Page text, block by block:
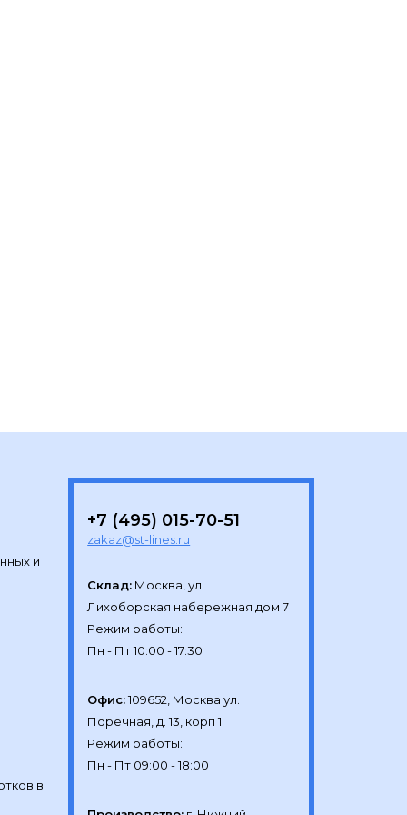
и
+7 (495) 015-70-51
zakaz@st-lines.ru
Склад: Москва, ул.
Лихоборская набережная дом 7
Режим работы:
Офис: 109652, Москва ул.
Поречная, д. 13, корп 1
Режим работы:
в